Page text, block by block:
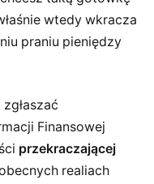
wtedy wkracza
praniu pieniędzy
Finansowej
przekraczającej
realiach